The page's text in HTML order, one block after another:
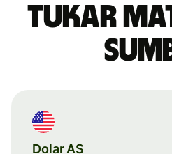
Tukar
Dolar AS